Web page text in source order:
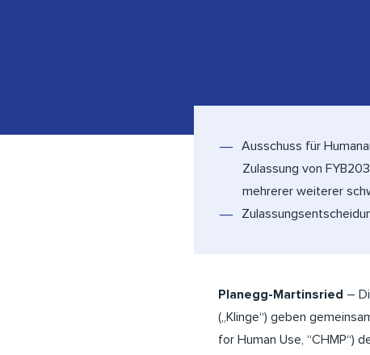
Ausschuss für
Zulassung von
mehrerer weiterer
Planegg-Martinsried –
(„Klinge“) geben
for Human Use, “CHMP“)